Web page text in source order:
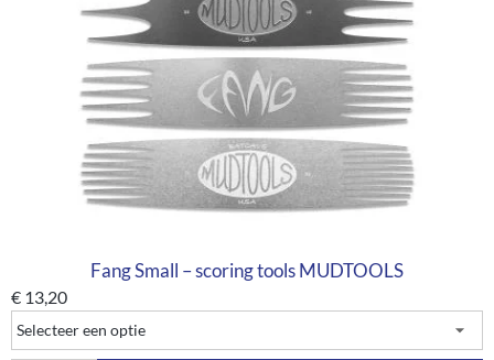
Fang Small – scoring tools MUDTOOLS
€ 13,20